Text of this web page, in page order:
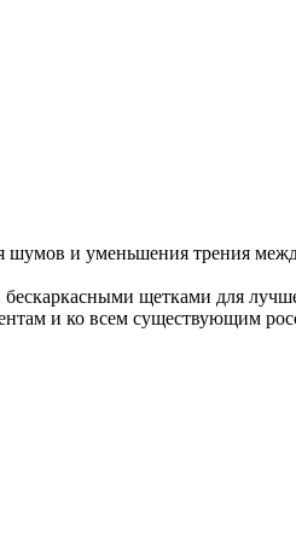
шумов и уменьшения трения
щетками для
и ко всем существующим